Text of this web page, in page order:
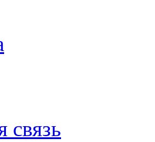
связь